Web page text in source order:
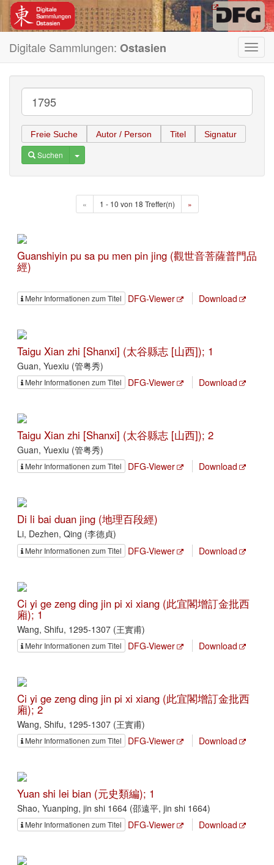
Digitale Sammlungen: Ostasien
Freie Suche Autor / Person Titel Signatur
Suchen Toggle Dropdown
« 1 - 10 von 18 Treffer(n) »
Guanshiyin pu sa pu men pin jing (觀世音菩薩普門品
經)
Mehr Informationen zum Titel DFG-Viewer Download
Taigu Xian zhi [Shanxi] (太谷縣志 [山西]); 1
Guan, Yuexiu (管粤秀)
Mehr Informationen zum Titel DFG-Viewer Download
Taigu Xian zhi [Shanxi] (太谷縣志 [山西]); 2
Guan, Yuexiu (管粤秀)
Mehr Informationen zum Titel DFG-Viewer Download
Di li bai duan jing (地理百段經)
Li, Dezhen, Qing (李德貞)
Mehr Informationen zum Titel DFG-Viewer Download
Ci yi ge zeng ding jin pi xi xiang (此宜閣增訂金批西
廂); 1
Wang, Shifu, 1295-1307 (王實甫)
Mehr Informationen zum Titel DFG-Viewer Download
Ci yi ge zeng ding jin pi xi xiang (此宜閣增訂金批西
廂); 2
Wang, Shifu, 1295-1307 (王實甫)
Mehr Informationen zum Titel DFG-Viewer Download
Yuan shi lei bian (元史類編); 1
Shao, Yuanping, jin shi 1664 (邵遠平, jin shi 1664)
Mehr Informationen zum Titel DFG-Viewer Download